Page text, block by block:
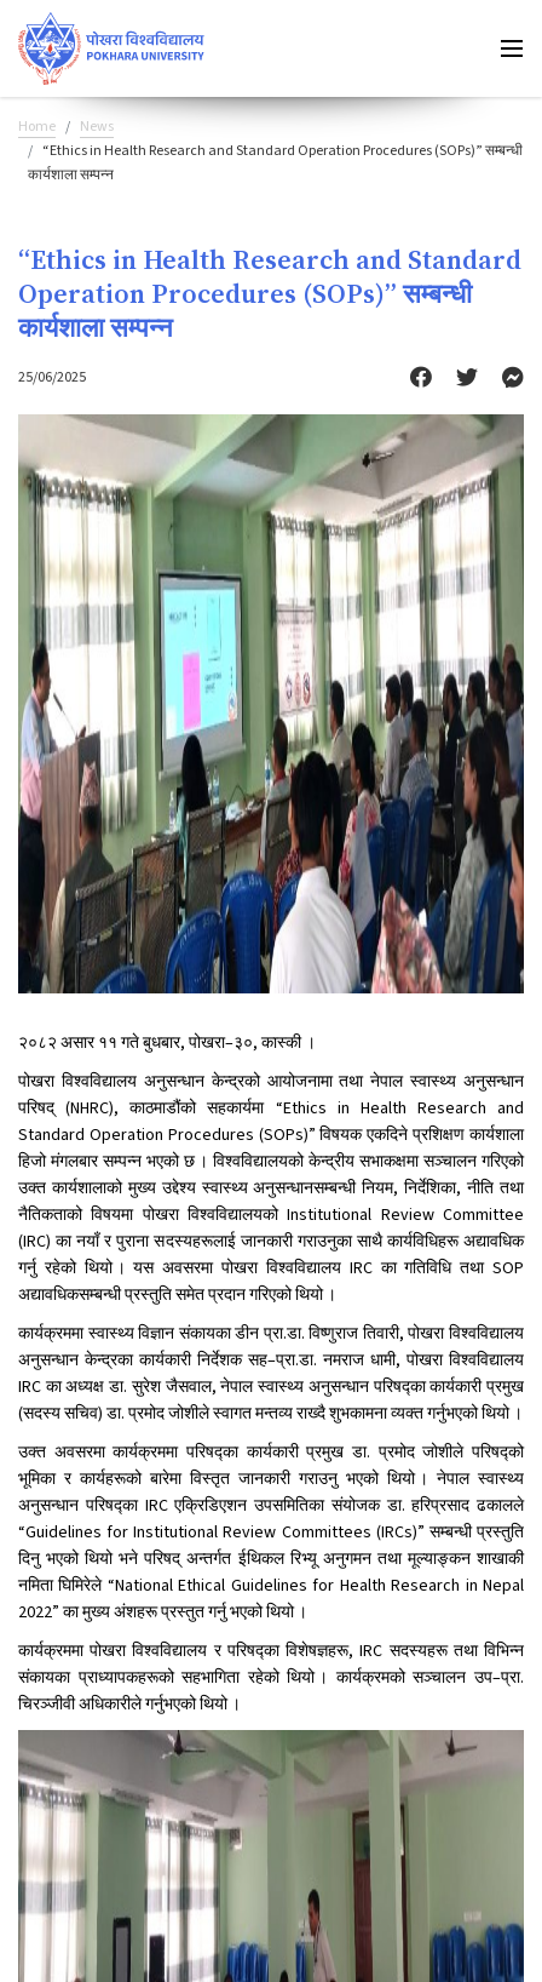
Home
News
“Ethics in Health Research and Standard Operation Procedures (SOPs)” सम्बन्धी
कार्यशाला सम्पन्न
“Ethics in Health Research and Standard
Operation Procedures (SOPs)” सम्बन्धी
कार्यशाला सम्पन्न
25/06/2025
२०८२ असार ११ गते बुधबार, पोखरा–३०, कास्की ।
पोखरा विश्वविद्यालय अनुसन्धान केन्द्रको आयोजनामा तथा नेपाल स्वास्थ्य अनुसन्धान
परिषद् (NHRC), काठमाडौंको सहकार्यमा “Ethics in Health Research and
Standard Operation Procedures (SOPs)” विषयक एकदिने प्रशिक्षण कार्यशाला
हिजो मंगलबार सम्पन्न भएको छ । विश्वविद्यालयको केन्द्रीय सभाकक्षमा सञ्चालन गरिएको
उक्त कार्यशालाको मुख्य उद्देश्य स्वास्थ्य अनुसन्धानसम्बन्धी नियम, निर्देशिका, नीति तथा
नैतिकताको विषयमा पोखरा विश्वविद्यालयको Institutional Review Committee
(IRC) का नयाँ र पुराना सदस्यहरूलाई जानकारी गराउनुका साथै कार्यविधिहरू अद्यावधिक
गर्नु रहेको थियो । यस अवसरमा पोखरा विश्वविद्यालय IRC का गतिविधि तथा SOP
अद्यावधिकसम्बन्धी प्रस्तुति समेत प्रदान गरिएको थियो ।
कार्यक्रममा स्वास्थ्य विज्ञान संकायका डीन प्रा.डा. विष्णुराज तिवारी, पोखरा विश्वविद्यालय
अनुसन्धान केन्द्रका कार्यकारी निर्देशक सह–प्रा.डा. नमराज धामी, पोखरा विश्वविद्यालय
IRC का अध्यक्ष डा. सुरेश जैसवाल, नेपाल स्वास्थ्य अनुसन्धान परिषद्का कार्यकारी प्रमुख
(सदस्य सचिव) डा. प्रमोद जोशीले स्वागत मन्तव्य राख्दै शुभकामना व्यक्त गर्नुभएको थियो ।
उक्त अवसरमा कार्यक्रममा परिषद्का कार्यकारी प्रमुख डा. प्रमोद जोशीले परिषद्को
भूमिका र कार्यहरूको बारेमा विस्तृत जानकारी गराउनु भएको थियो । नेपाल स्वास्थ्य
अनुसन्धान परिषद्का IRC एक्रिडिएशन उपसमितिका संयोजक डा. हरिप्रसाद ढकालले
“Guidelines for Institutional Review Committees (IRCs)” सम्बन्धी प्रस्तुति
दिनु भएको थियो भने परिषद् अन्तर्गत ईथिकल रिभ्यू अनुगमन तथा मूल्याङ्कन शाखाकी
नमिता घिमिरेले “National Ethical Guidelines for Health Research in Nepal
2022” का मुख्य अंशहरू प्रस्तुत गर्नु भएको थियो ।
कार्यक्रममा पोखरा विश्वविद्यालय र परिषद्का विशेषज्ञहरू, IRC सदस्यहरू तथा विभिन्न
संकायका प्राध्यापकहरूको सहभागिता रहेको थियो । कार्यक्रमको सञ्चालन उप–प्रा.
चिरञ्जीवी अधिकारीले गर्नुभएको थियो ।